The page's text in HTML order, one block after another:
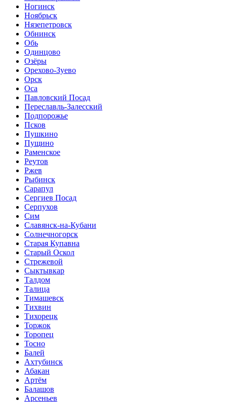
Ногинск
Ноябрьск
Нязепетровск
Обнинск
Обь
Одинцово
Озёры
Орехово-Зуево
Орск
Оса
Павловский Посад
Переславль-Залесский
Подпорожье
Псков
Пушкино
Пущино
Раменское
Реутов
Ржев
Рыбинск
Сарапул
Сергиев Посад
Серпухов
Сим
Славянск-на-Кубани
Солнечногорск
Старая Купавна
Старый Оскол
Стрежевой
Сыктывкар
Талдом
Талица
Тимашевск
Тихвин
Тихорецк
Торжок
Торопец
Тосно
Балей
Ахтубинск
Абакан
Артём
Балашов
Арсеньев